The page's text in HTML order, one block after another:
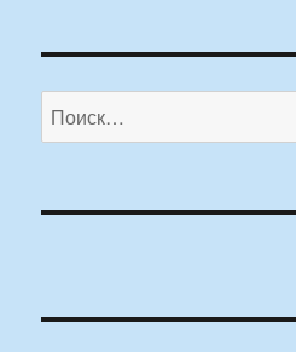
Искать: